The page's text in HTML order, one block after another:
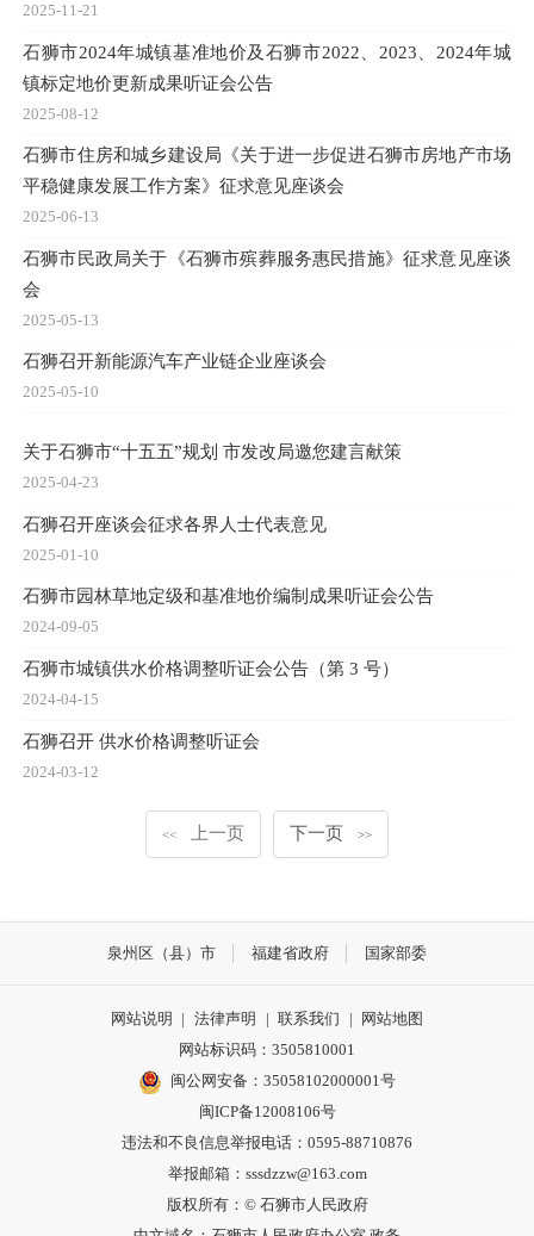
2025-11-21
石狮市2024年城镇基准地价及石狮市2022、2023、2024年城
镇标定地价更新成果听证会公告
2025-08-12
石狮市住房和城乡建设局《关于进一步促进石狮市房地产市场
平稳健康发展工作方案》征求意见座谈会
2025-06-13
石狮市民政局关于《石狮市殡葬服务惠民措施》征求意见座谈
会
2025-05-13
石狮召开新能源汽车产业链企业座谈会
2025-05-10
关于石狮市“十五五”规划 市发改局邀您建言献策
2025-04-23
石狮召开座谈会征求各界人士代表意见
2025-01-10
石狮市园林草地定级和基准地价编制成果听证会公告
2024-09-05
石狮市城镇供水价格调整听证会公告（第 3 号）
2024-04-15
石狮召开 供水价格调整听证会
2024-03-12
<< 上一页 下一页 >>
泉州区（县）市 福建省政府 国家部委
网站说明 | 法律声明 | 联系我们 |
网站地图
网站标识码：3505810001
闽公网安备：35058102000001号
闽ICP备12008106号
违法和不良信息举报电话：0595-88710876
举报邮箱：sssdzzw@163.com
版权所有：© 石狮市人民政府